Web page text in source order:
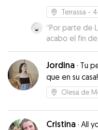
Terrassa -
“Por parte de
acabo el fin
demasiado
Jordina · Tu
que en su casa!
Olesa de
Cristina · All